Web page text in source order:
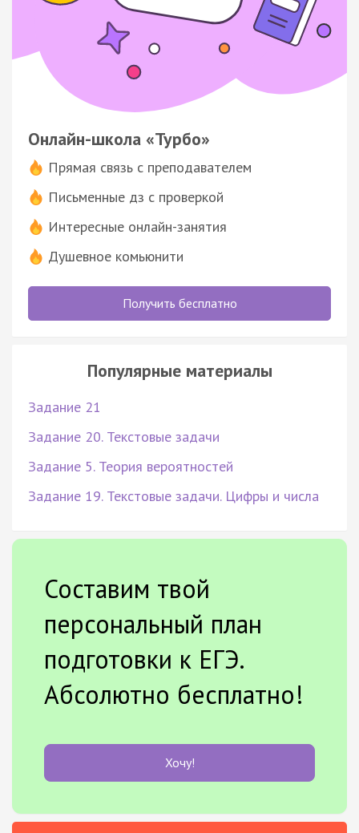
Онлайн-школа «Турбо»
Прямая связь с преподавателем
Письменные дз с проверкой
Интересные онлайн-занятия
Душевное комьюнити
Получить бесплатно
Популярные материалы
Задание 21
Задание 20. Текстовые задачи
Задание 5. Теория вероятностей
Задание 19. Текстовые задачи. Цифры и числа
Составим твой
персональный план
подготовки к ЕГЭ.
Абсолютно бесплатно!
Хочу!